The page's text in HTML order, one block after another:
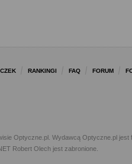
RANKINGI FAQ FORUM
Optyczne.pl. Wydawcą Optyczne.pl
Robert Olech jest zabronione.